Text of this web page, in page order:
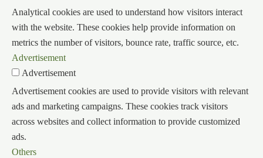
Analytical cookies are used to understand how visitors interact
with the website. These cookies help provide information on
metrics the number of visitors, bounce rate, traffic source, etc.
Advertisement
Advertisement
Advertisement cookies are used to provide visitors with relevant
ads and marketing campaigns. These cookies track visitors
across websites and collect information to provide customized
ads.
Others